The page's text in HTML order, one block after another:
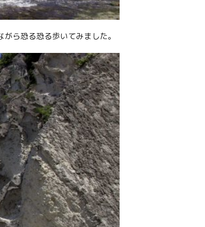
ら恐る恐る歩いてみました。